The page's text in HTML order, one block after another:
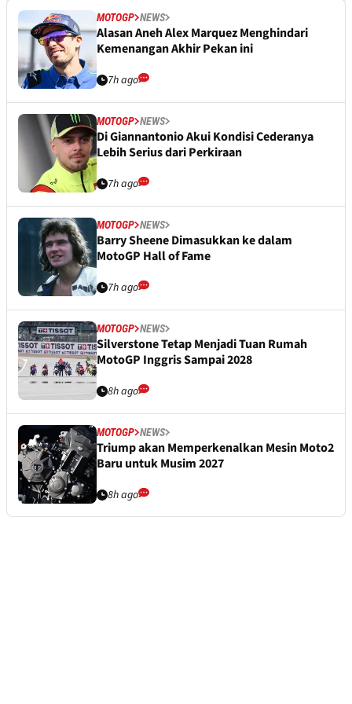
MOTOGP NEWS
Alasan Aneh Alex Marquez Menghindari
Kemenangan Akhir Pekan ini
7h ago
MOTOGP NEWS
Di Giannantonio Akui Kondisi Cederanya
Lebih Serius dari Perkiraan
7h ago
MOTOGP NEWS
Barry Sheene Dimasukkan ke dalam
MotoGP Hall of Fame
7h ago
MOTOGP NEWS
Silverstone Tetap Menjadi Tuan Rumah
MotoGP Inggris Sampai 2028
8h ago
MOTOGP NEWS
Triump akan Memperkenalkan Mesin Moto2
Baru untuk Musim 2027
8h ago